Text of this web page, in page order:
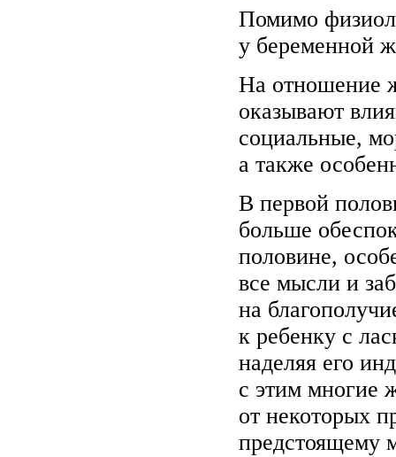
Помимо
у беременной
На отношение
оказывают
социальные,
а также
В первой
больше
половине,
все мысли и
на
к ребенку с
наделяя его
с этим многие
от некоторых
предстоящему